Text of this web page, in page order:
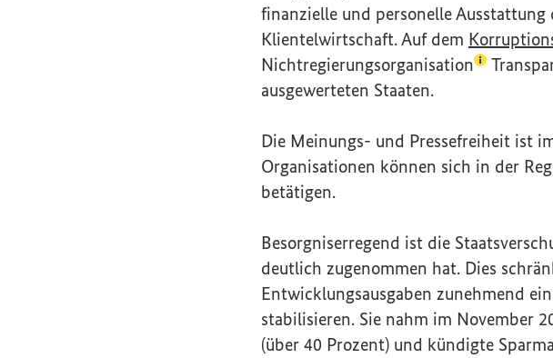
finanzielle und personelle
Klientelwirtschaft. Auf dem
Nichtregierungsorganisation(Lexikon-
ausgewerteten Staaten.
Die Meinungs- und Pressefreiheit ist
Organisationen können sich in der
betätigen.
Besorgniserregend ist die
deutlich zugenommen hat. Dies
Entwicklungsausgaben zunehmend
stabilisieren. Sie nahm im November
(über 40 Prozent) und kündigte